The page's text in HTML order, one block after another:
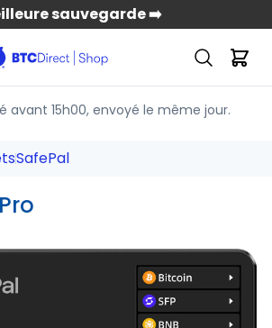
sauvegarde ➡️
avant 15h00, envoyé le même jour.
SafePal